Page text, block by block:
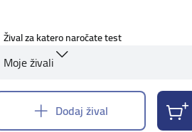
Žival za katero naročate test
Moje živali
Dodaj žival